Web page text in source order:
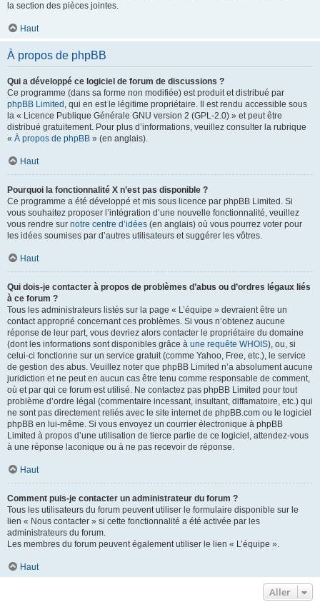
la section des pièces jointes.
Haut
À propos de phpBB
Qui a développé ce logiciel de forum de discussions ?
Ce programme (dans sa forme non modifiée) est produit et distribué par
phpBB Limited , qui en est le légitime propriétaire. Il est rendu accessible sous
la « Licence Publique Générale GNU version 2 (GPL-2.0) » et peut être
distribué gratuitement. Pour plus d’informations, veuillez consulter la rubrique
« À propos de phpBB » (en anglais).
Haut
Pourquoi la fonctionnalité X n’est pas disponible ?
Ce programme a été développé et mis sous licence par phpBB Limited. Si
vous souhaitez proposer l’intégration d’une nouvelle fonctionnalité, veuillez
vous rendre sur notre centre d’idées (en anglais) où vous pourrez voter pour
les idées soumises par d’autres utilisateurs et suggérer les vôtres.
Haut
Qui dois-je contacter à propos de problèmes d’abus ou d’ordres légaux liés
à ce forum ?
Tous les administrateurs listés sur la page « L’équipe » devraient être un
contact approprié concernant ces problèmes. Si vous n’obtenez aucune
réponse de leur part, vous devriez alors contacter le propriétaire du domaine
(dont les informations sont disponibles grâce à une requête WHOIS), ou, si
celui-ci fonctionne sur un service gratuit (comme Yahoo, Free, etc.), le service
de gestion des abus. Veuillez noter que phpBB Limited n’a absolument aucune
juridiction et ne peut en aucun cas être tenu comme responsable de comment,
où et par qui ce forum est utilisé. Ne contactez pas phpBB Limited pour tout
problème d’ordre légal (commentaire incessant, insultant, diffamatoire, etc.) qui
ne sont pas directement reliés avec le site internet de phpBB.com ou le logiciel
phpBB en lui-même. Si vous envoyez un courrier électronique à phpBB
Limited à propos d’une utilisation de tierce partie de ce logiciel, attendez-vous
à une réponse laconique ou à ne pas recevoir de réponse.
Haut
Comment puis-je contacter un administrateur du forum ?
Tous les utilisateurs du forum peuvent utiliser le formulaire disponible sur le
lien « Nous contacter » si cette fonctionnalité a été activée par les
administrateurs du forum.
Les membres du forum peuvent également utiliser le lien « L’équipe ».
Haut
Aller